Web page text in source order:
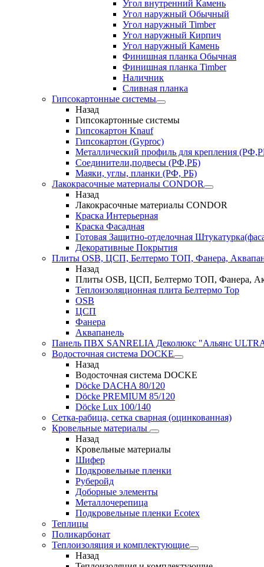
Угол внутренний Камень
Угол наружный Обычный
Угол наружный Timber
Угол наружный Кирпич
Угол наружный Камень
Финишная планка Обычная
Финишная планка Timber
Наличник
Сливная планка
Гипсокартонные системы
Назад
Гипсокартонные системы
Гипсокартон Knauf
Гипсокартон (Gyproc)
Металлический профиль для крепления
Соединители,подвесы (РФ,РБ)
Маяки, углы, планки (РФ, РБ)
Лакокрасочные материалы CONDOR
Назад
Лакокрасочные материалы CONDOR
Краска Интерьерная
Краска Фасадная
Готовая Защитно-отделочная
Декоративные Покрытия
Плиты OSB, ЦСП, Белтермо ТОП, Фанера,
Назад
Плиты OSB, ЦСП, Белтермо ТОП, Фанера,
Теплоизоляционная плита Белтермо Top
OSB
ЦСП
Фанера
Аквапанель
Панель ПВХ SANRELIA Деколюкс "Альянс
Водосточная система DOCKE
Назад
Водосточная система DOCKE
Döсkе DACHA 80/120
Döcke PREMIUM 85/120
Döсkе Luх 100/140
Сетка-рабица, сетка сварная (оцинкованная)
Кровельные материалы
Назад
Кровельные материалы
Шифер
Подкровельные пленки
Руберойд
Доборные элементы
Металлочерепица
Подкровельные пленки Ecotex
Теплицы
Поликарбонат
Теплоизоляция и комплектующие
Назад